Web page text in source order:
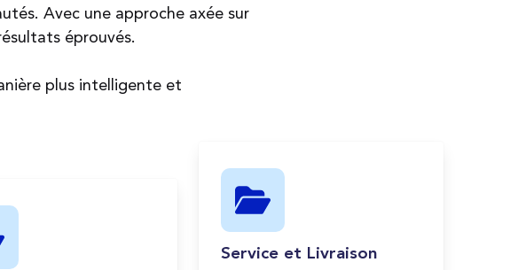
Avec une approche axée sur
éprouvés.
plus intelligente et
Service et Livraison